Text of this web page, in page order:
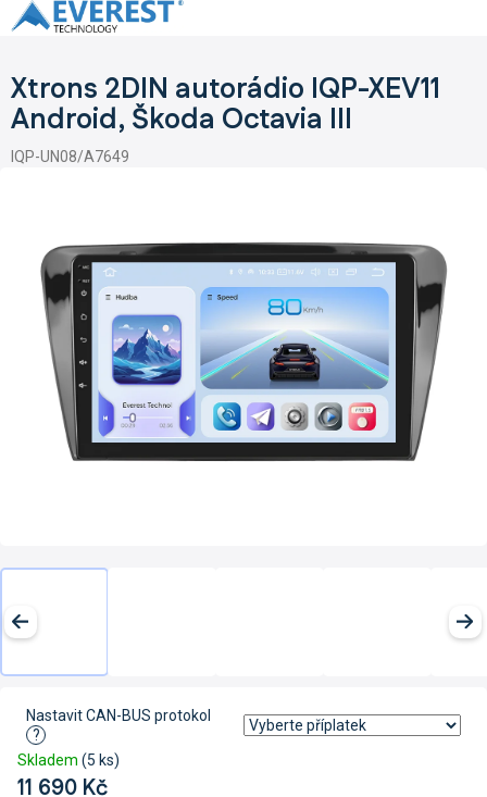
Přejít
na
Xtrons 2DIN autorádio IQP-XEV11
Android, Škoda Octavia III
IQP-UN08/A7649
11 690 Kč
Skladem (5 ks)
Nastavit CAN-BUS protokol
?